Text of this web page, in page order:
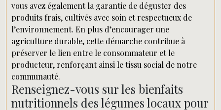
vous avez également la garantie de déguster des
produits frais, cultivés avec soin et respectueux de
l’environnement. En plus d’encourager une
agriculture durable, cette démarche contribue à
préserver le lien entre le consommateur et le
producteur, renforçant ainsi le tissu social de notre
communauté.
Renseignez-vous sur les bienfaits
nutritionnels des légumes locaux pour